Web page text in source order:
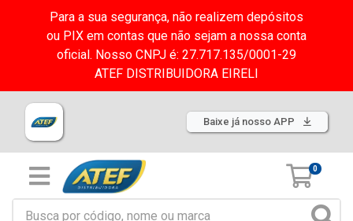
Para a sua segurança, não realizem depósitos
ou PIX em contas que não sejam a nossa conta
oficial. Nosso CNPJ é: 27.717.135/0001-29
ATEF DISTRIBUIDORA EIRELI
Baixe já nosso APP
0